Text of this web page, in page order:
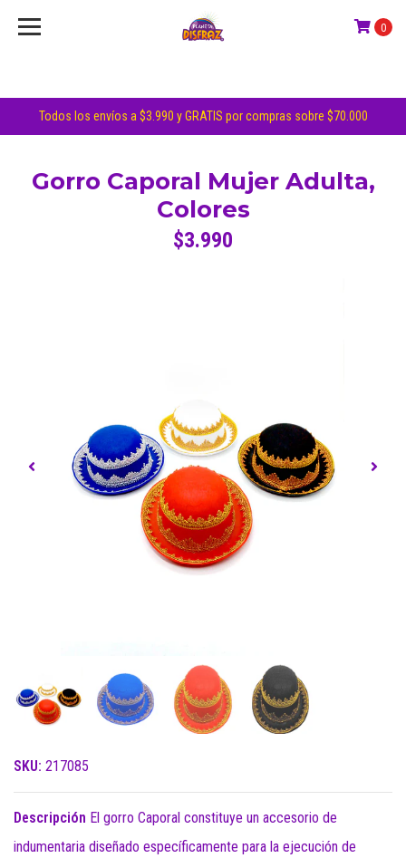
Todos los envíos a $3.990 y GRATIS por compras sobre $70.000
0
Gorro Caporal Mujer Adulta,
Colores
$3.990
SKU: 217085
Descripción El gorro Caporal constituye un accesorio de
indumentaria diseñado específicamente para la ejecución de